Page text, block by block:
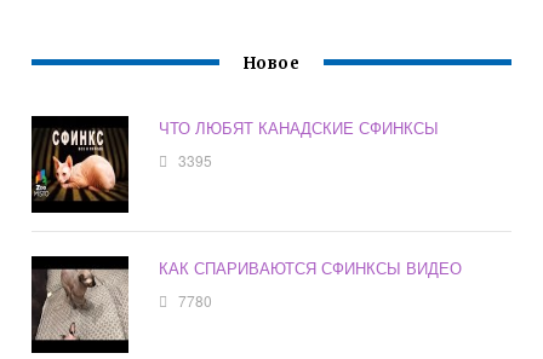
Новое
ЧТО ЛЮБЯТ КАНАДСКИЕ СФИНКСЫ
3395
КАК СПАРИВАЮТСЯ СФИНКСЫ ВИДЕО
7780